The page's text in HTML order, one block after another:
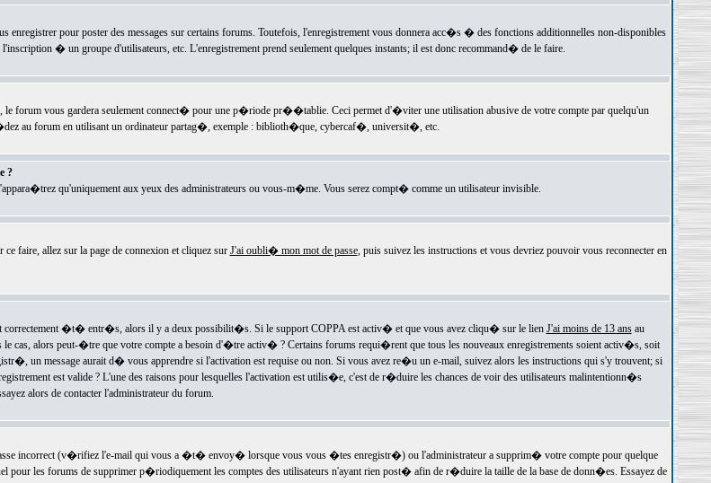
pour poster des messages sur certains forums. Toutefois, l'enregistrement vous donnera acc�s � des fonctions additionnelles non-disponibles
� un groupe d'utilisateurs, etc. L'enregistrement prend seulement quelques instants; il est donc recommand� de le faire.
le forum vous gardera seulement connect� pour une p�riode pr��tablie. Ceci permet d'�viter une utilisation abusive de votre compte par quelqu'un
au forum en utilisant un ordinateur partag�, exemple : biblioth�que, cybercaf�, universit�, etc.
?
qu'uniquement aux yeux des administrateurs ou vous-m�me. Vous serez compt� comme un utilisateur invisible.
faire, allez sur la page de connexion et cliquez sur J'ai oubli� mon mot de passe, puis suivez les instructions et vous devriez pouvoir vous reconnecter en
�t� entr�s, alors il y a deux possibilit�s. Si le support COPPA est activ� et que vous avez cliqu� sur le lien J'ai moins de 13 ansau
cas, alors peut-�tre que votre compte a besoin d'�tre activ� ? Certains forums requi�rent que tous les nouveaux enregistrements soient activ�s, soit
un message aurait d� vous apprendre si l'activation est requise ou non. Si vous avez re�u un e-mail, suivez alors les instructions qui s'y trouvent; si
est valide ? L'une des raisons pour lesquelles l'activation est utilis�e, c'est de r�duire les chances de voir des utilisateurs malintentionn�s
alors de contacter l'administrateur du forum.
incorrect (v�rifiez l'e-mail qui vous a �t� envoy� lorsque vous vous �tes enregistr�) ou l'administrateur a supprim� votre compte pour quelque
les forums de supprimer p�riodiquement les comptes des utilisateurs n'ayant rien post� afin de r�duire la taille de la base de donn�es. Essayez de